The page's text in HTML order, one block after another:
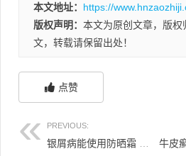
本文地址： https://
版权声明： 本文为原创文章，版权
文，转载请保留出处！
点赞
PREVIOUS: